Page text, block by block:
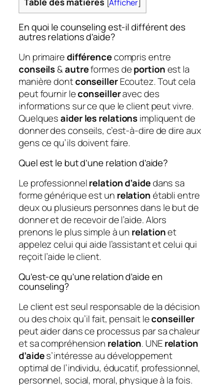
[Afficher]
En quoi le counseling est-il différent des
autres relations d’aide?
Un primairedifférencecompris entre
conseils&autreformes deportionest la
manière dontconseillerEcoutez. Tout cela
peut fournir leconseilleravec des
informations sur ce que le client peut vivre.
Quelquesaider les relationsimpliquent de
donner des conseils, c’est-à-dire de dire aux
gens ce qu’ils doivent faire.
Quel est le but d’une relation d’aide?
Le professionnelrelation d’aidedans sa
forme générique est un relationétabli entre
deux ou plusieurs personnes dans le but de
donner et de recevoir de l’aide. Alors
prenons le plus simple à un relationet
appelez celui qui aide l’assistant et celui qui
reçoit l’aide le client.
Qu’est-ce qu’une relation d’aide en
counseling?
Le client est seul responsable de la décision
ou des choix qu’il fait, pensait leconseiller
peut aider dans ce processus par sa chaleur
et sa compréhension relation. UNErelation
d’aides’intéresse au développement
optimal de l’individu, éducatif, professionnel,
personnel, social, moral, physique à la fois.